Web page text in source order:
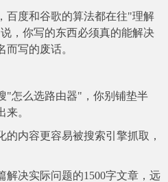
度和谷歌的算法都在往"理解
，你写的东西必须真的能解决
而写的废话。
么选路由器"，你别铺垫半
。
内容更容易被搜索引擎抓取，
决实际问题的1500字文章，远